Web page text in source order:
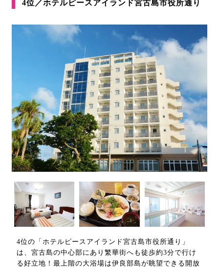
4位／ホテルピースアイランド宮古島市役所通り
4位の「ホテルピースアイランド宮古島市役所通り」
は、宮古島の中心部にあり繁華街へも徒歩約3分で行け
る好立地！最上階の大浴場は伊良部島が眺望できる開放